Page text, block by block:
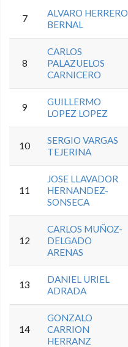
7
ALVARO HERRERO
BERNAL
8
CARLOS
PALAZUELOS
CARNICERO
9
GUILLERMO
LOPEZ LOPEZ
10
SERGIO VARGAS
TEJERINA
11
JOSE LLAVADOR
HERNANDEZ-
SONSECA
12
CARLOS MUÑOZ-
DELGADO
ARENAS
13
DANIEL URIEL
ADRADA
14
GONZALO
CARRION
HERRANZ